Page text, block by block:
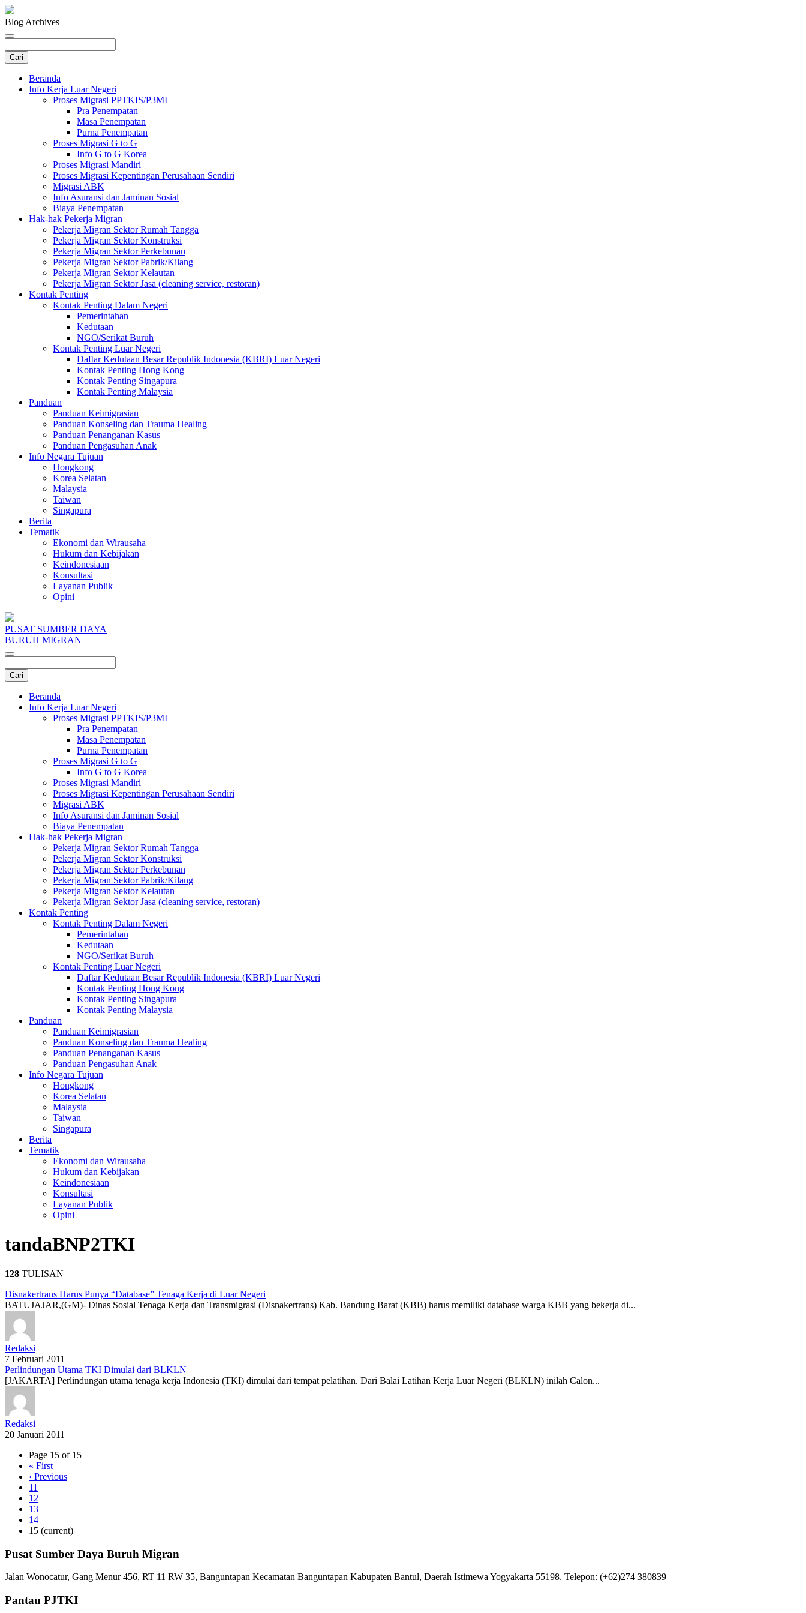
Blog Archives
Beranda
Info Kerja Luar Negeri
Proses Migrasi PPTKIS/P3MI
Pra Penempatan
Masa Penempatan
Purna Penempatan
Proses Migrasi G to G
Info G to G Korea
Proses Migrasi Mandiri
Proses Migrasi Kepentingan Perusahaan Sendiri
Migrasi ABK
Info Asuransi dan Jaminan Sosial
Biaya Penempatan
Hak-hak Pekerja Migran
Pekerja Migran Sektor Rumah Tangga
Pekerja Migran Sektor Konstruksi
Pekerja Migran Sektor Perkebunan
Pekerja Migran Sektor Pabrik/Kilang
Pekerja Migran Sektor Kelautan
Pekerja Migran Sektor Jasa (cleaning service, restoran)
Kontak Penting
Kontak Penting Dalam Negeri
Pemerintahan
Kedutaan
NGO/Serikat Buruh
Kontak Penting Luar Negeri
Daftar Kedutaan Besar Republik Indonesia (KBRI) Luar Negeri
Kontak Penting Hong Kong
Kontak Penting Singapura
Kontak Penting Malaysia
Panduan
Panduan Keimigrasian
Panduan Konseling dan Trauma Healing
Panduan Penanganan Kasus
Panduan Pengasuhan Anak
Info Negara Tujuan
Hongkong
Korea Selatan
Malaysia
Taiwan
Singapura
Berita
Tematik
Ekonomi dan Wirausaha
Hukum dan Kebijakan
Keindonesiaan
Konsultasi
Layanan Publik
Opini
PUSAT SUMBER DAYA
BURUH MIGRAN
Beranda
Info Kerja Luar Negeri
Proses Migrasi PPTKIS/P3MI
Pra Penempatan
Masa Penempatan
Purna Penempatan
Proses Migrasi G to G
Info G to G Korea
Proses Migrasi Mandiri
Proses Migrasi Kepentingan Perusahaan Sendiri
Migrasi ABK
Info Asuransi dan Jaminan Sosial
Biaya Penempatan
Hak-hak Pekerja Migran
Pekerja Migran Sektor Rumah Tangga
Pekerja Migran Sektor Konstruksi
Pekerja Migran Sektor Perkebunan
Pekerja Migran Sektor Pabrik/Kilang
Pekerja Migran Sektor Kelautan
Pekerja Migran Sektor Jasa (cleaning service, restoran)
Kontak Penting
Kontak Penting Dalam Negeri
Pemerintahan
Kedutaan
NGO/Serikat Buruh
Kontak Penting Luar Negeri
Daftar Kedutaan Besar Republik Indonesia (KBRI) Luar Negeri
Kontak Penting Hong Kong
Kontak Penting Singapura
Kontak Penting Malaysia
Panduan
Panduan Keimigrasian
Panduan Konseling dan Trauma Healing
Panduan Penanganan Kasus
Panduan Pengasuhan Anak
Info Negara Tujuan
Hongkong
Korea Selatan
Malaysia
Taiwan
Singapura
Berita
Tematik
Ekonomi dan Wirausaha
Hukum dan Kebijakan
Keindonesiaan
Konsultasi
Layanan Publik
Opini
tandaBNP2TKI
128 TULISAN
Disnakertrans Harus Punya “Database” Tenaga Kerja di Luar Negeri
BATUJAJAR,(GM)- Dinas Sosial Tenaga Kerja dan Transmigrasi (Disnakertrans) Kab. Bandung Barat (KBB) harus memiliki database warga KBB yang bekerja di...
Redaksi
7 Februari 2011
Perlindungan Utama TKI Dimulai dari BLKLN
[JAKARTA] Perlindungan utama tenaga kerja Indonesia (TKI) dimulai dari tempat pelatihan. Dari Balai Latihan Kerja Luar Negeri (BLKLN) inilah Calon...
Redaksi
20 Januari 2011
Page 15 of 15
« First
‹ Previous
11
12
13
14
15 (current)
Pusat Sumber Daya Buruh Migran
Jalan Wonocatur, Gang Menur 456, RT 11 RW 35, Banguntapan Kecamatan Banguntapan Kabupaten Bantul, Daerah Istimewa Yogyakarta 55198. Telepon: (+62)274 380839
Pantau PJTKI